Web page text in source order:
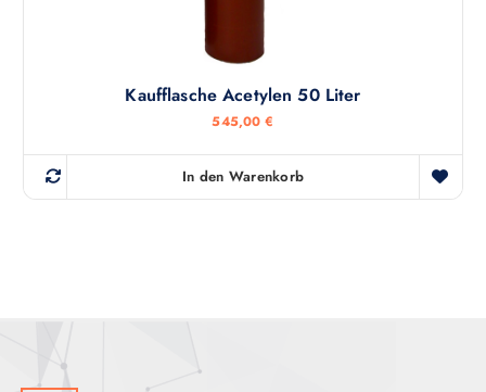
Kaufflasche Acetylen 50 Liter
545,00€
In den Warenkorb